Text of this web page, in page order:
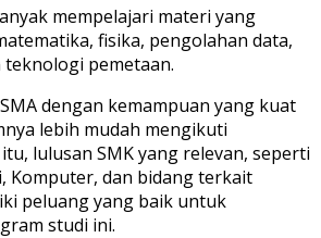
mempelajari materi yang
fisika, pengolahan data,
pemetaan.
dengan kemampuan yang kuat
lebih mudah mengikuti
lulusan SMK yang relevan, seperti
Komputer, dan bidang terkait
peluang yang baik untuk
studi ini.